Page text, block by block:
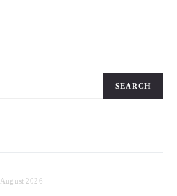
SEARCH
August 2026